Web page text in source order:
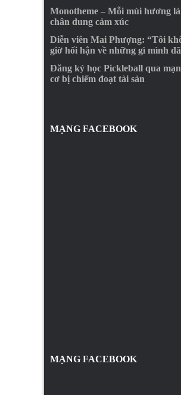
Monotheme – Mỗi mùi hương
chân dung cảm xúc
Diễn viên Mai Phượng: “Tôi
giờ hối hận về những gì mình
Đăng ký học Pickleball qua
cơ bị chiếm đoạt tài sản
MẠNG FACEBOOK
MẠNG FACEBOOK